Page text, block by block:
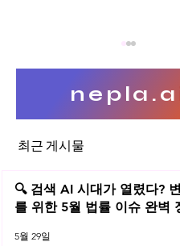
술자
최근 게시물
🔍 검색 AI 시대가 열렸다?
를 위한 5월 법률 이슈 완벽
5월 29일